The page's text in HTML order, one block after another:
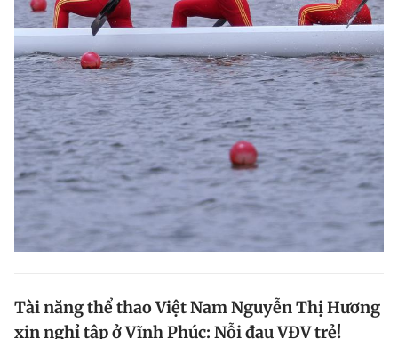
Tài năng thể thao Việt Nam Nguyễn Thị Hương
xin nghỉ tập ở Vĩnh Phúc: Nỗi đau VĐV trẻ!